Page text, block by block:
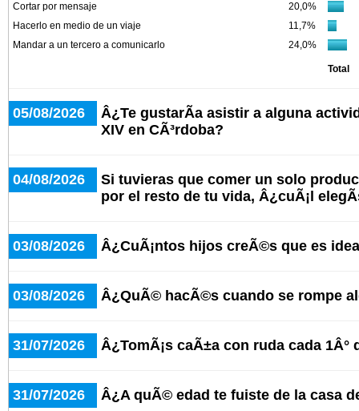
Cortar por mensaje
20,0%
Hacerlo en medio de un viaje
11,7%
Mandar a un tercero a comunicarlo
24,0%
Total
05/08/2026
Â¿Te gustarÃ­a asistir a alguna
XIV en CÃ³rdoba?
04/08/2026
Si tuvieras que comer un solo
por el resto de tu vida, Â¿cuÃ¡l
03/08/2026 Â¿CuÃ¡ntos hijos creÃ©s que es
03/08/2026 Â¿QuÃ© hacÃ©s cuando se rompe
31/07/2026 Â¿TomÃ¡s caÃ±a con ruda cada 1Â°
31/07/2026 Â¿A quÃ© edad te fuiste de la casa